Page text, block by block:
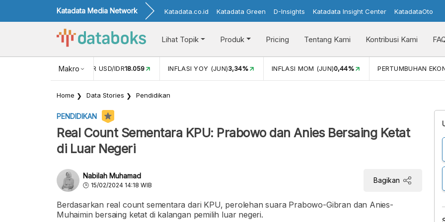
Katadata Media Network Katadata.co.id Katadata Green D-Insights Katadata Insight Center KatadataOto
Lihat Topik Produk Pricing Tentang Kami Kontribusi Kami
Makro
NILAI TUKAR USD/IDR18.059 INFLASI YOY (JUN)3,34% INFLASI MOM (JUN)0,44% PERTUMBUHAN
Home Data Stories Pendidikan
PENDIDIKAN
Real Count Sementara KPU: Prabowo dan Anies Bersaing Ketat
di Luar Negeri
Nabilah Muhamad
15/02/2024 14:18 WIB
Bagikan
Berdasarkan real count sementara dari KPU, perolehan suara Prabowo-Gibran dan Anies-
Muhaimin bersaing ketat di kalangan pemilih luar negeri.